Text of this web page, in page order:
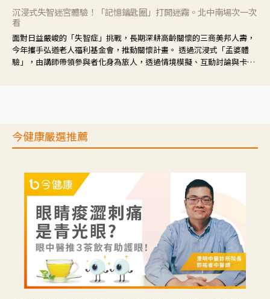
沉浸式失智迷宮體驗！「記憶鑰匙圈」打開迷霧。北中南場次一次
看
面對日益嚴峻的「失智症」挑戰，長期深耕高齡關懷的三商美邦人壽，
今年攜手弘道老人福利基金會，推動關懷計畫。 透過沉浸式「孟婆體
驗」，由講師帶領參與者化身為旅人，透過情境模擬、互動討論與卡牌
今健康嚴選推薦